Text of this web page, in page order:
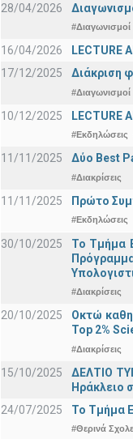
28/04/2026
#Διαγωνισμοί
16/04/2026
LECTURE
17/12/2025
Διάκριση
#Διαγωνισμοί
10/12/2025 LECTURE
#Εκδηλώσεις
11/11/2025 Δύο Best
#Διακρίσεις
11/11/2025 Πρώτο
#Εκδηλώσεις
30/10/2025
Το Τμήμα
#Διακρίσεις
20/10/2025
Οκτώ
Top 2%
#Διακρίσεις
15/10/2025
ΔΕΛΤΙΟ
Ηράκλειο
24/07/2025
Το Τμήμα
#Θερινά